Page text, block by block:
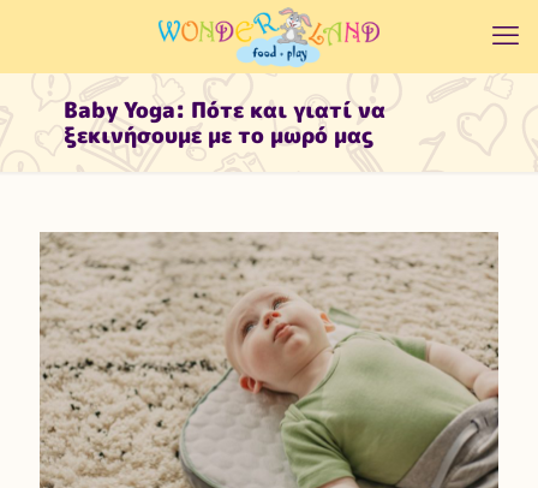
Baby Yoga: Πότε και γιατί να
ξεκινήσουμε με το μωρό μας